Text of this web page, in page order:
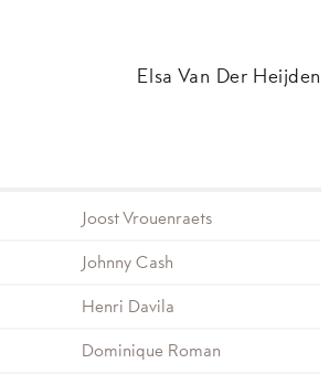
Elsa Van Der Heijden
Joost Vrouenraets
Johnny Cash
Henri Davila
Dominique Roman